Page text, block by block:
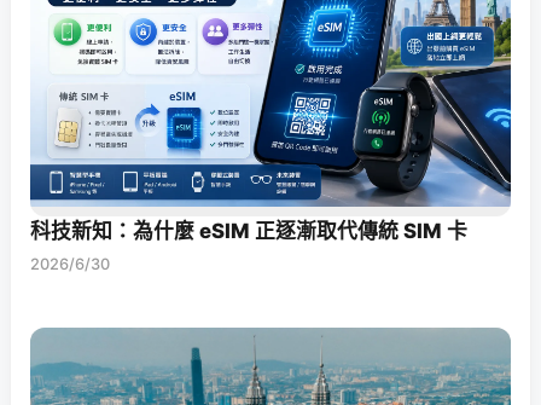
科技新知：為什麼 eSIM 正逐漸取代傳統 SIM 卡
2026/6/30